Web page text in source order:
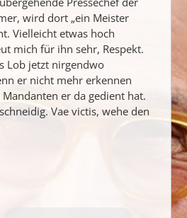
wird dort „ein Meister
Vielleicht etwas hoch
mich für ihn sehr, Respekt.
Lob jetzt nirgendwo
er nicht mehr erkennen
er da gedient hat.
Vae victis, wehe den